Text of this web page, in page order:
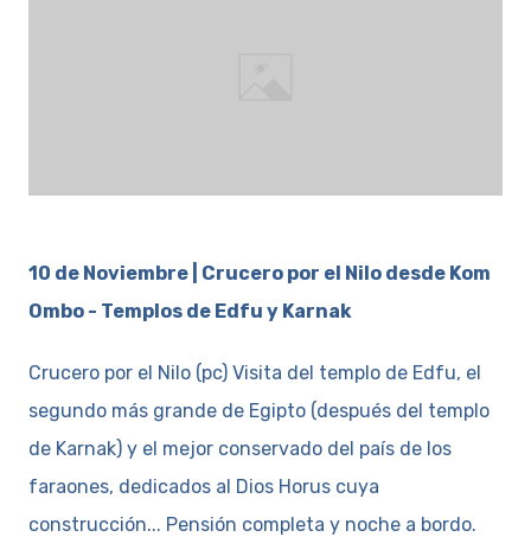
10 de Noviembre | Crucero por el Nilo desde Kom
Ombo - Templos de Edfu y Karnak
Crucero por el Nilo (pc) Visita del templo de Edfu, el
segundo más grande de Egipto (después del templo
de Karnak) y el mejor conservado del país de los
faraones, dedicados al Dios Horus cuya
construcción... Pensión completa y noche a bordo.